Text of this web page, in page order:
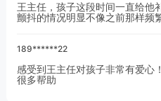
王主任，孩子这段时间一直给他
颤抖的情况明显不像之前那样频
189******22
感受到王主任对孩子非常有爱心
很多帮助